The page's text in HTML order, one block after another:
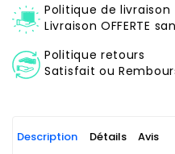
Politique de livraison
Livraison OFFERTE
Politique retours
Satisfait ou
Description Détails Avis